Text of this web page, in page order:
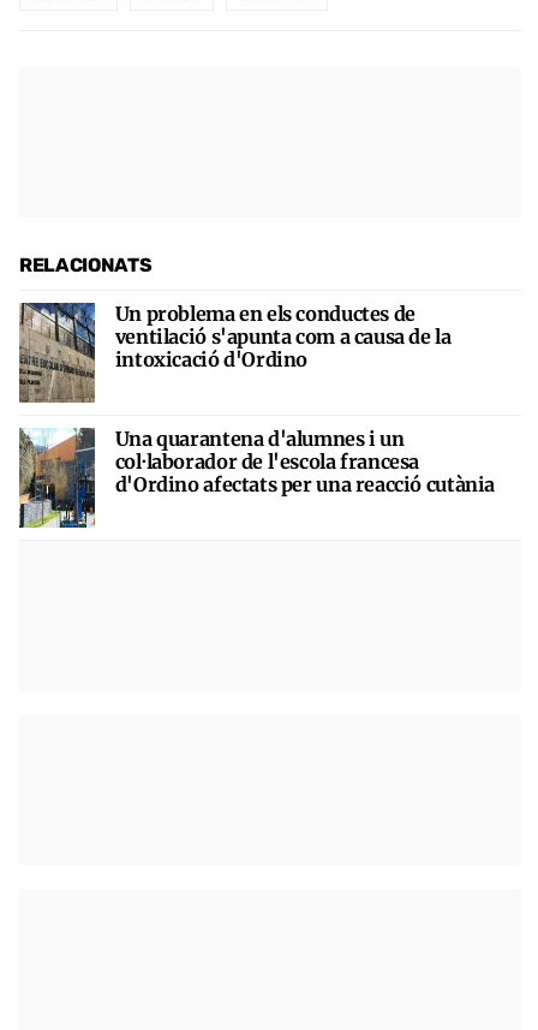
RELACIONATS
Un problema en els conductes de
ventilació s'apunta com a causa de la
intoxicació d'Ordino
Una quarantena d'alumnes i un
col·laborador de l'escola francesa
d'Ordino afectats per una reacció cutània